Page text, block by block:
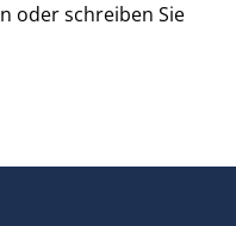
oder schreiben Sie